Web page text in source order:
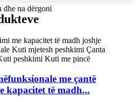
dhe na dërgoni
me çantë
kapacitet të madh...